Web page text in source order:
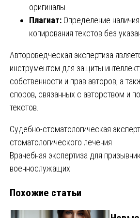
оригиналы.
Плагиат: Определение
копирования текстов без
Автороведческая экспертиза
инструментом для защиты
собственности и прав авторов, а
споров, связанных с авторством и
текстов.
Навигация
по
записям
Судебно-стоматологическая
стоматологического лечения
Врачебная экспертиза для
военнослужащих
Похожие статьи